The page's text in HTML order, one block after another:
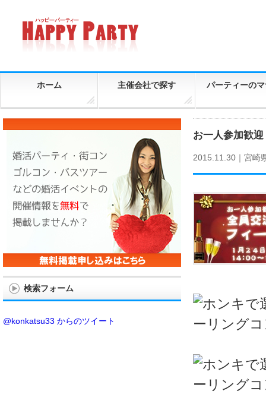
ホーム 主催会社で探す パーティーの
お一人参加歓
2015.11.30｜ 宮崎
検索フォーム
@konkatsu33 からのツイート